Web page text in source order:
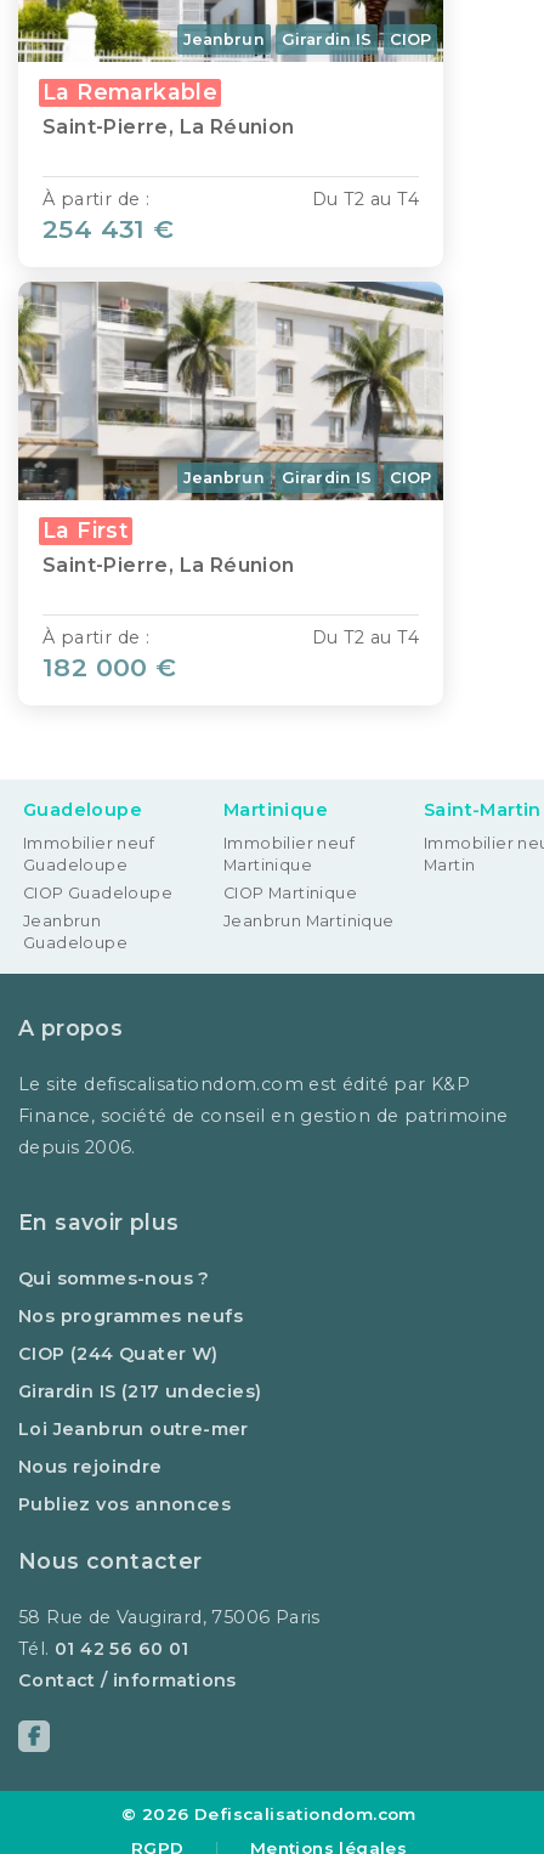
Jeanbrun Girardin IS CIOP
La Remarkable
Saint-Pierre, La Réunion
Du T2 au T4
À partir de :
254 431 €
Jeanbrun Girardin IS CIOP
La First
Saint-Pierre, La Réunion
Du T2 au T4
À partir de :
182 000 €
Guadeloupe
Immobilier neuf
Guadeloupe
CIOP Guadeloupe
Jeanbrun
Guadeloupe
Martinique
Immobilier neuf
Martinique
CIOP Martinique
Jeanbrun Martinique
Saint-Martin
Immobilier
Martin
A propos
Le site defiscalisationdom.com est édité par K&P
Finance, société de conseil en gestion de patrimoine
depuis 2006.
En savoir plus
Qui sommes-nous ?
Nos programmes neufs
CIOP (244 Quater W)
Girardin IS (217 undecies)
Loi Jeanbrun outre-mer
Nous rejoindre
Publiez vos annonces
Nous contacter
58 Rue de Vaugirard, 75006 Paris
Tél. 01 42 56 60 01
Contact / informations
© 2026 Defiscalisationdom.com
RGPD
| Mentions légales